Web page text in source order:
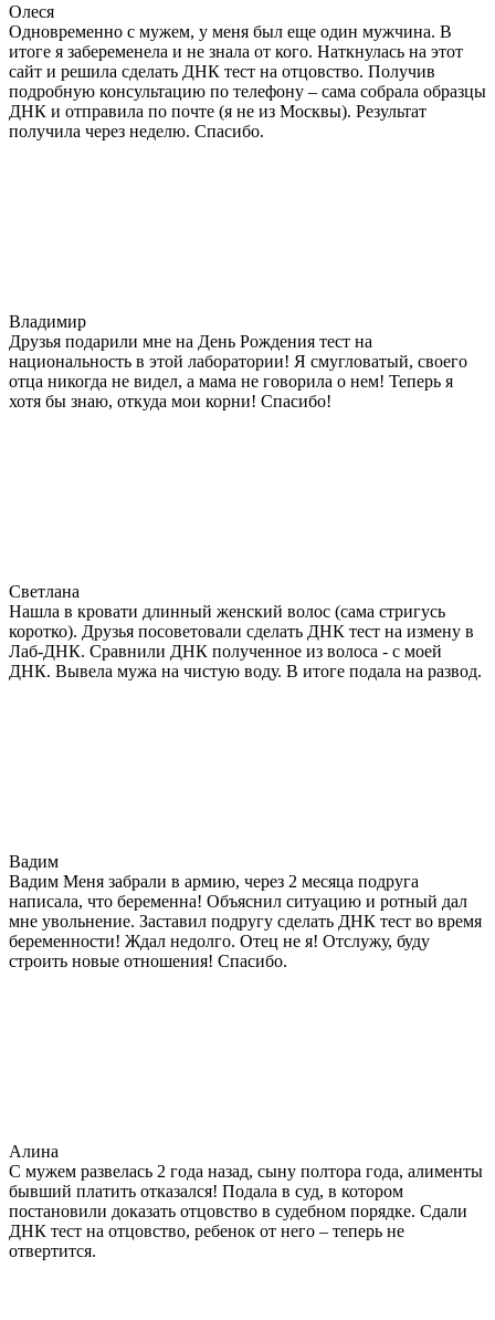
Олеся
Одновременно с мужем, у меня был еще один мужчина. В
итоге я забеременела и не знала от кого. Наткнулась на этот
сайт и решила сделать ДНК тест на отцовство. Получив
подробную консультацию по телефону – сама собрала образцы
ДНК и отправила по почте (я не из Москвы). Результат
получила через неделю. Спасибо.
Владимир
Друзья подарили мне на День Рождения тест на
национальность в этой лаборатории! Я смугловатый, своего
отца никогда не видел, а мама не говорила о нем! Теперь я
хотя бы знаю, откуда мои корни! Спасибо!
Светлана
Нашла в кровати длинный женский волос (сама стригусь
коротко). Друзья посоветовали сделать ДНК тест на измену в
Лаб-ДНК. Сравнили ДНК полученное из волоса - с моей
ДНК. Вывела мужа на чистую воду. В итоге подала на развод.
Вадим
Вадим Меня забрали в армию, через 2 месяца подруга
написала, что беременна! Объяснил ситуацию и ротный дал
мне увольнение. Заставил подругу сделать ДНК тест во время
беременности! Ждал недолго. Отец не я! Отслужу, буду
строить новые отношения! Спасибо.
Алина
С мужем развелась 2 года назад, сыну полтора года, алименты
бывший платить отказался! Подала в суд, в котором
постановили доказать отцовство в судебном порядке. Сдали
ДНК тест на отцовство, ребенок от него – теперь не
отвертится.